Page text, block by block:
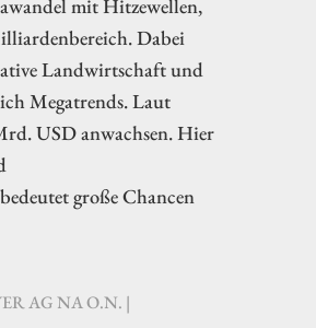
mit Hitzewellen,
Dabei
Landwirtschaft und
Megatrends. Laut
USD anwachsen. Hier
große Chancen
AG NA O.N. |